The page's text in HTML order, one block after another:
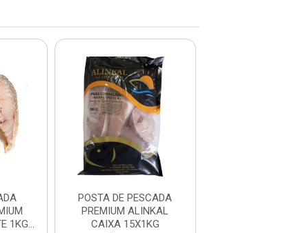
1KG
POSTA DE PESCADA
PREMIUM ALINKAL
CAIXA 15X1KG